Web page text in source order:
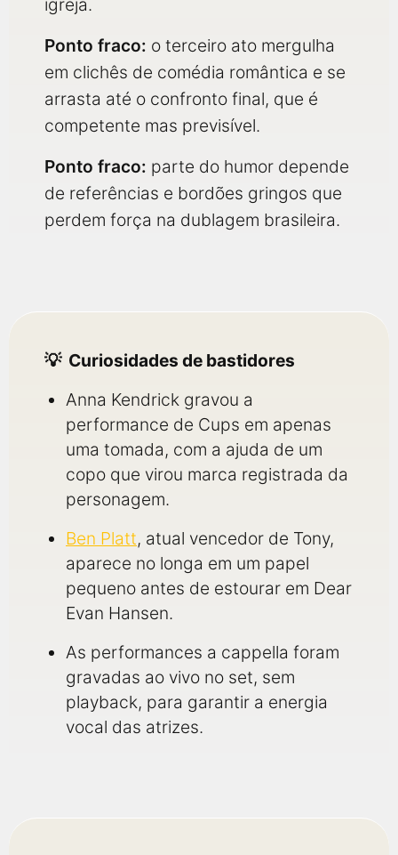
igreja.
Ponto fraco: o terceiro ato mergulha
em clichês de comédia romântica e se
arrasta até o confronto final, que é
competente mas previsível.
Ponto fraco: parte do humor depende
de referências e bordões gringos que
perdem força na dublagem brasileira.
Curiosidades de bastidores
Anna Kendrick gravou a
performance de Cups em apenas
uma tomada, com a ajuda de um
copo que virou marca registrada da
personagem.
Ben Platt, atual vencedor de Tony,
aparece no longa em um papel
pequeno antes de estourar em Dear
Evan Hansen.
As performances a cappella foram
gravadas ao vivo no set, sem
playback, para garantir a energia
vocal das atrizes.